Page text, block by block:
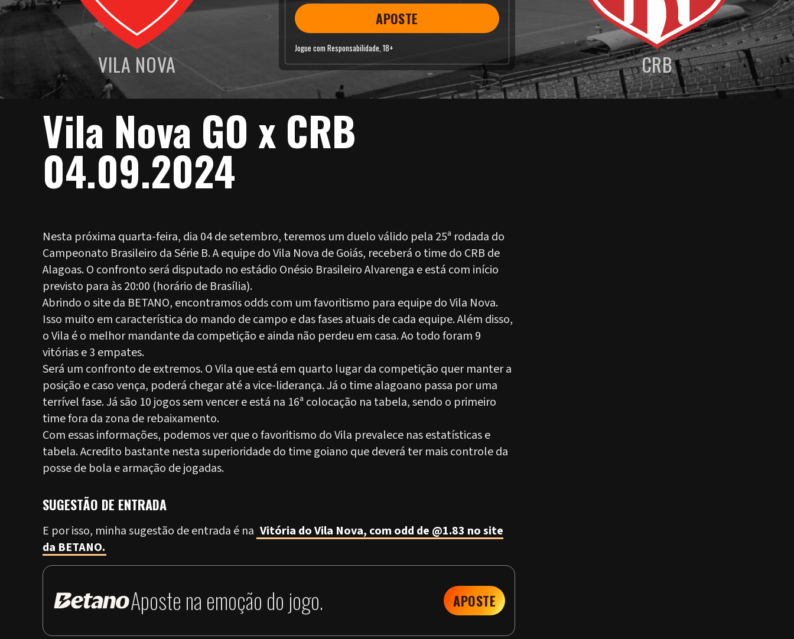
VILA NOVA
APOSTE
Jogue com Responsabilidade, 18+
CRB
Vila Nova GO x CRB
04.09.2024
Nesta próxima quarta-feira, dia 04 de setembro, teremos um duelo válido pela 25ª rodada do
Campeonato Brasileiro da Série B. A equipe do Vila Nova de Goiás, receberá o time do CRB de
Alagoas. O confronto será disputado no estádio Onésio Brasileiro Alvarenga e está com início
previsto para às 20:00 (horário de Brasília).
Abrindo o site da BETANO, encontramos odds com um favoritismo para equipe do Vila Nova.
Isso muito em característica do mando de campo e das fases atuais de cada equipe. Além disso,
o Vila é o melhor mandante da competição e ainda não perdeu em casa. Ao todo foram 9
vitórias e 3 empates.
Será um confronto de extremos. O Vila que está em quarto lugar da competição quer manter a
posição e caso vença, poderá chegar até a vice-liderança. Já o time alagoano passa por uma
terrível fase. Já são 10 jogos sem vencer e está na 16ª colocação na tabela, sendo o primeiro
time fora da zona de rebaixamento.
Com essas informações, podemos ver que o favoritismo do Vila prevalece nas estatísticas e
tabela. Acredito bastante nesta superioridade do time goiano que deverá ter mais controle da
posse de bola e armação de jogadas.
SUGESTÃO DE ENTRADA
E por isso, minha sugestão de entrada é na Vitória do Vila Nova, com odd de @1.83 no site
da BETANO.
Aposte na emoção do jogo. APOSTE